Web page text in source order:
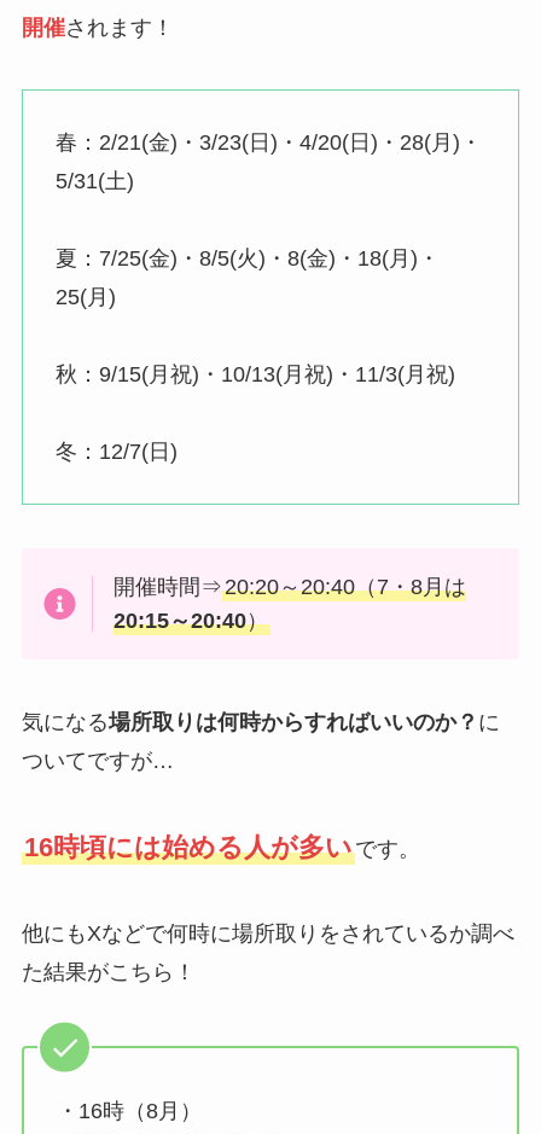
開催されます！
春：2/21(金)・3/23(日)・4/20(日)・28(月)・
5/31(土)
夏：7/25(金)・8/5(火)・8(金)・18(月)・
25(月)
秋：9/15(月祝)・10/13(月祝)・11/3(月祝)
冬：12/7(日)
開催時間⇒20:20～20:40（7・8月は
20:15～20:40）
気になる場所取りは何時からすればいいのか？ に
ついてですが…
16時頃には始める人が多いです。
他にもXなどで何時に場所取りをされているか調べ
た結果がこちら！
・16時（8月）